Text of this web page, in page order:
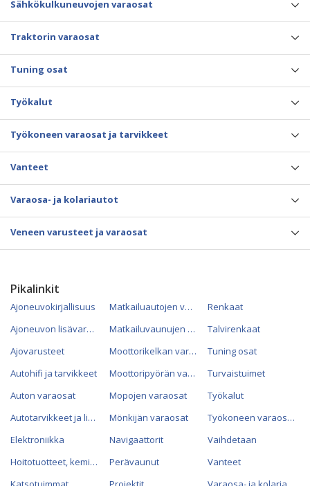
Sähkökulkuneuvojen varaosat
Traktorin varaosat
Tuning osat
Työkalut
Työkoneen varaosat ja tarvikkeet
Vanteet
Varaosa- ja kolariautot
Veneen varusteet ja varaosat
Pikalinkit
Ajoneuvokirjallisuus
Ajoneuvon lisävarusteet
Ajovarusteet
Autohifi ja tarvikkeet
Auton varaosat
Autotarvikkeet ja lisävarusteet
Elektroniikka
Hoitotuotteet, kemikaalit ja öljyt
Matkailuautojen varaosat
Matkailuvaunujen varaosat
Moottorikelkan varaosat
Moottoripyörän varaosat
Mopojen varaosat
Mönkijän varaosat
Navigaattorit
Perävaunut
Renkaat
Talvirenkaat
Tuning osat
Turvaistuimet
Työkalut
Työkoneen varaosat
Vaihdetaan
Vanteet